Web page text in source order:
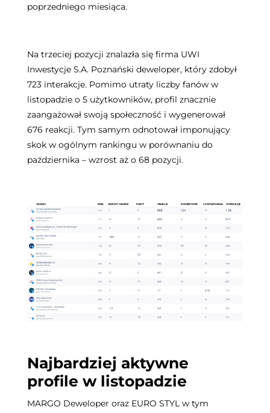
poprzedniego miesiąca.
Na trzeciej pozycji znalazła się firma UWI
Inwestycje S.A. Poznański deweloper, który zdobył
723 interakcje. Pomimo utraty liczby fanów w
listopadzie o 5 użytkowników, profil znacznie
zaangażował swoją społeczność i wygenerował
676 reakcji. Tym samym odnotował imponujący
skok w ogólnym rankingu w porównaniu do
października – wzrost aż o 68 pozycji.
Najbardziej aktywne
profile w listopadzie
MARGO Deweloper oraz EURO STYL w tym